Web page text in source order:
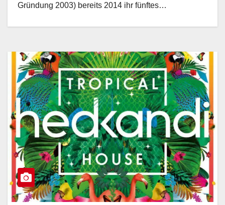
Gründung 2003) bereits 2014 ihr fünftes…